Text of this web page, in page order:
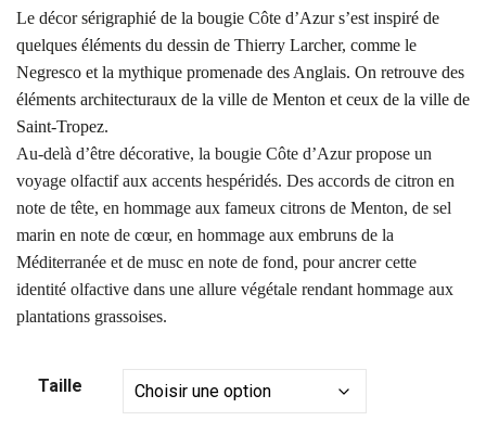
Le décor sérigraphié de la bougie Côte d’Azur s’est inspiré de
quelques éléments du dessin de Thierry Larcher, comme le
Negresco et la mythique promenade des Anglais. On retrouve des
éléments architecturaux de la ville de Menton et ceux de la ville de
Saint-Tropez.
Au-delà d’être décorative, la bougie Côte d’Azur propose un
voyage olfactif aux accents hespéridés. Des accords de citron en
note de tête, en hommage aux fameux citrons de Menton, de sel
marin en note de cœur, en hommage aux embruns de la
Méditerranée et de musc en note de fond, pourancrer cette
identité olfactive dans une allure végétale rendant hommage aux
plantations grassoises.
Taille